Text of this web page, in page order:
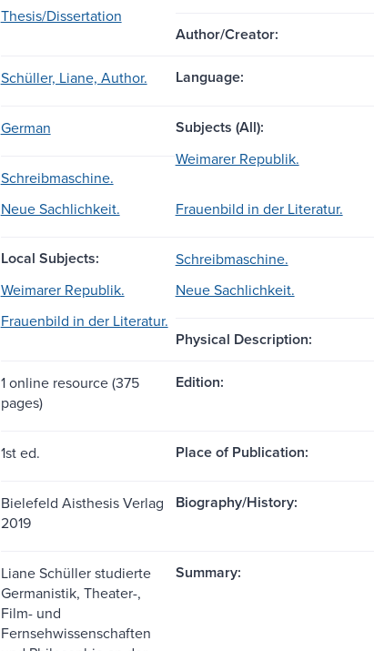
Thesis/Dissertation
Author/Creator:
Schüller, Liane, Author. Language:
German Subjects (All):
Schreibmaschine.
Weimarer Republik.
Neue Sachlichkeit. Frauenbild in der Literatur.
Local Subjects:
Schreibmaschine.
Weimarer Republik.
Neue Sachlichkeit.
Frauenbild in der Literatur.
Physical Description:
1 online resource (375
pages)
Edition:
1st ed. Place of Publication:
Bielefeld Aisthesis Verlag
2019
Biography/History:
Liane Schüller studierte
Germanistik, Theater-,
Film- und
Fernsehwissenschaften
Summary: